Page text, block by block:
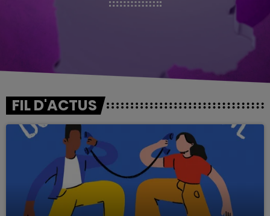
FIL D'ACTUS